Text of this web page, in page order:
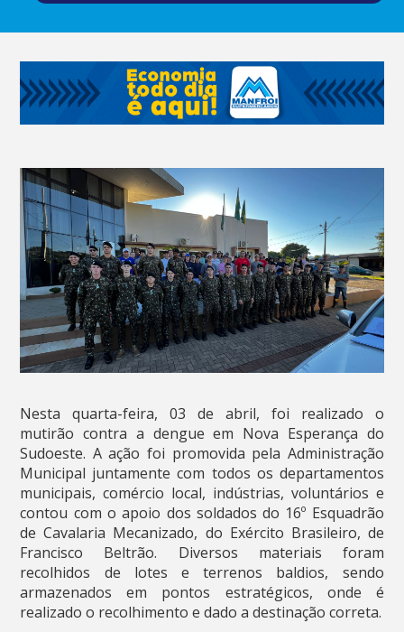
Nesta quarta-feira, 03 de abril, foi realizado o
mutirão contra a dengue em Nova Esperança do
Sudoeste. A ação foi promovida pela Administração
Municipal juntamente com todos os departamentos
municipais, comércio local, indústrias, voluntários e
contou com o apoio dos soldados do 16º Esquadrão
de Cavalaria Mecanizado, do Exército Brasileiro, de
Francisco Beltrão. Diversos materiais foram
recolhidos de lotes e terrenos baldios, sendo
armazenados em pontos estratégicos, onde é
realizado o recolhimento e dado a destinação correta.